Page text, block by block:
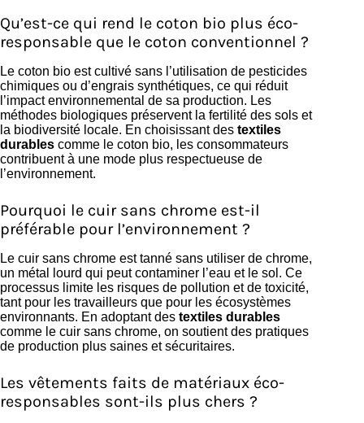
Qu’est-ce qui rend le coton bio plus éco-
responsable que le coton conventionnel ?
Le coton bio est cultivé sans l’utilisation de pesticides
chimiques ou d’engrais synthétiques, ce qui réduit
l’impact environnemental de sa production. Les
méthodes biologiques préservent la fertilité des sols et
la biodiversité locale. En choisissant des textiles
durables comme le coton bio, les consommateurs
contribuent à une mode plus respectueuse de
l’environnement.
Pourquoi le cuir sans chrome est-il
préférable pour l’environnement ?
Le cuir sans chrome est tanné sans utiliser de chrome,
un métal lourd qui peut contaminer l’eau et le sol. Ce
processus limite les risques de pollution et de toxicité,
tant pour les travailleurs que pour les écosystèmes
environnants. En adoptant des textiles durables
comme le cuir sans chrome, on soutient des pratiques
de production plus saines et sécuritaires.
Les vêtements faits de matériaux éco-
responsables sont-ils plus chers ?